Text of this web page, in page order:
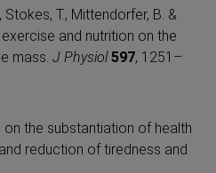
Stokes, T., Mittendorfer, B. &
and nutrition on the
mass. J Physiol 597, 1251–
on the substantiation of health
reduction of tiredness and